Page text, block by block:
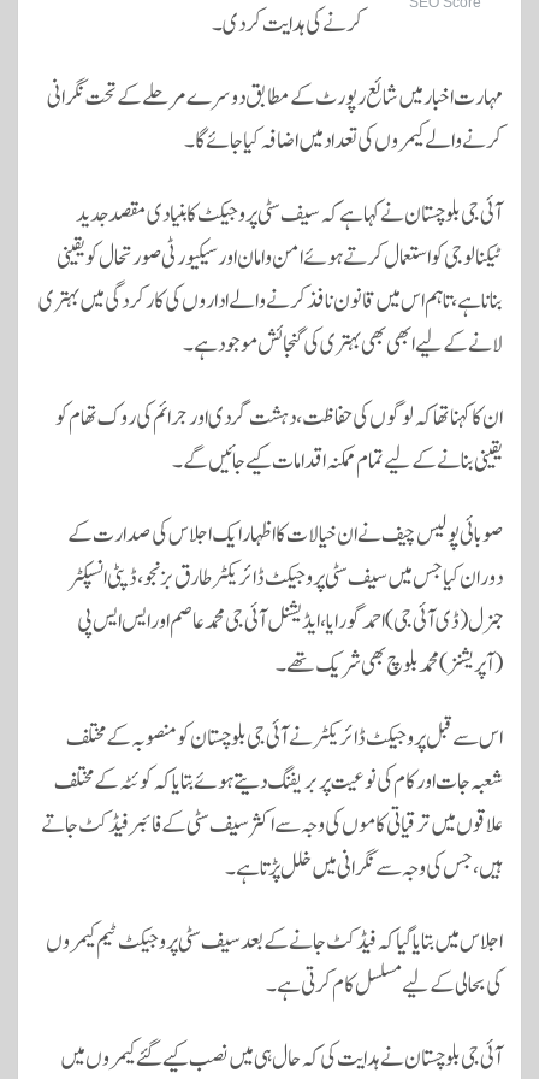
کرنے کی ہدایت کر دی۔
مہارت اخبار میں شائع رپورٹ کے مطابق دوسرے مرحلے کے تحت نگرانی
کرنے والے کیمروں کی تعداد میں اضافہ کیا جائے گا۔
آئی جی بلوچستان نے کہا ہے کہ سیف سٹی پروجیکٹ کا بنیادی مقصد جدید
ٹیکنالوجی کو استعمال کرتے ہوئے امن و امان اور سیکیورٹی صورتحال کو یقینی
بنانا ہے، تاہم اس میں قانون نافذ کرنے والے اداروں کی کارکردگی میں بہتری
لانے کے لیے ابھی بھی بہتری کی گنجائش موجود ہے۔
ان کا کہنا تھا کہ لوگوں کی حفاظت، دہشت گردی اور جرائم کی روک تھام کو
یقینی بنانے کے لیے تمام ممکنہ اقدامات کیے جائیں گے۔
صوبائی پولیس چیف نے ان خیالات کا اظہار ایک اجلاس کی صدارت کے
دوران کیا جس میں سیف سٹی پروجیکٹ ڈائریکٹر طارق بزنجو، ڈپٹی انسپکٹر
جنرل (ڈی آئی جی) احمد گورایا، ایڈیشنل آئی جی محمد عاصم اور ایس ایس پی
(آپریشنز) محمد بلوچ بھی شریک تھے۔
اس سے قبل پروجیکٹ ڈائریکٹر نے آئی جی بلوچستان کو منصوبہ کے مختلف
شعبہ جات اور کام کی نوعیت پر بریفنگ دیتے ہوئے بتایا کہ کوئٹہ کے مختلف
علاقوں میں ترقیاتی کاموں کی وجہ سے اکثر سیف سٹی کے فائبر فیڈ کٹ جاتے
ہیں، جس کی وجہ سے نگرانی میں خلل پڑتا ہے۔
اجلاس میں بتایا گیا کہ فیڈ کٹ جانے کے بعد سیف سٹی پروجیکٹ ٹیم کیمروں
کی بحالی کے لیے مسلسل کام کرتی ہے۔
آئی جی بلوچستان نے ہدایت کی کہ حال ہی میں نصب کیے گئے کیمروں میں